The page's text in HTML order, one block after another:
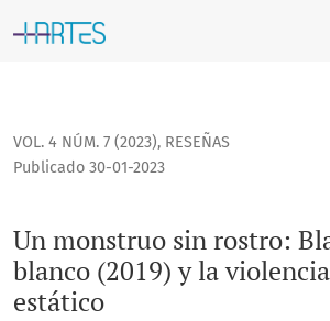
Un monstruo sin rostro: Blanco en
VOL. 4 NÚM. 7 (2023), RESEÑAS
Un monstruo sin rostro:
blanco (2019) y la
estático
Publicado 30-01-2023